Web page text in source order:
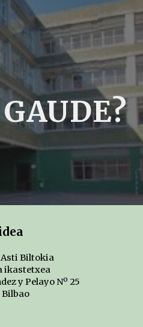
Skip to navigation
Biltokia
ikastetxea
y Pelayo Nº 25
o